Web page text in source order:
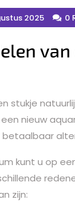
2025 0
stukje
nieuw
betaalbaar
kunt u op
zijn: